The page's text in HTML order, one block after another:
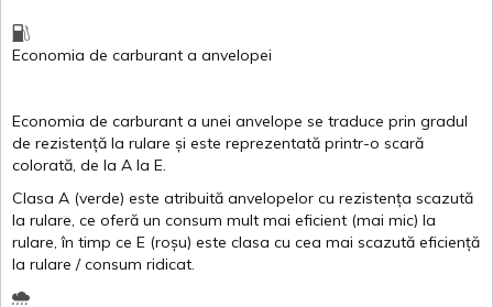
Economia de carburant a anvelopei
Economia de carburant a unei anvelope se traduce prin gradul
de rezistență la rulare și este reprezentată printr-o scară
colorată, de la A la E.
Clasa A (verde) este atribuită anvelopelor cu rezistența scazută
la rulare, ce oferă un consum mult mai eficient (mai mic) la
rulare,în timp ce E (roșu) este clasa cu cea mai scazută eficiență
la rulare /consum ridicat.